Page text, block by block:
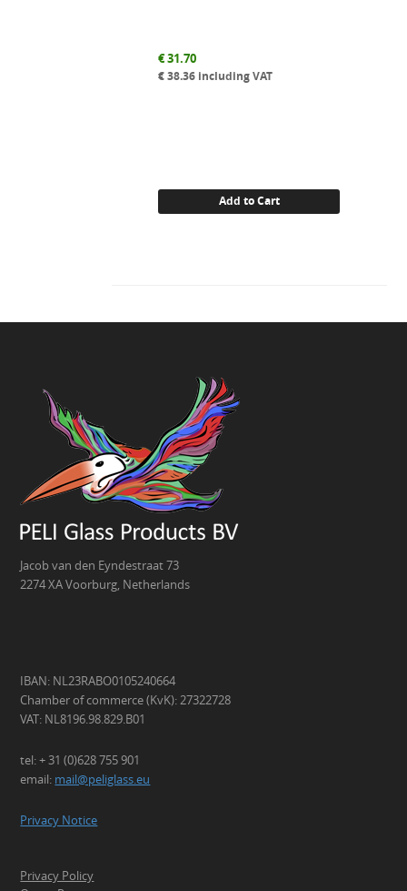
€31.70
€38.36 including VAT
Add to Cart
Jacob van den Eyndestraat 73
2274 XA Voorburg, Netherlands
IBAN: NL23RABO0105240664
Chamber of commerce (KvK): 27322728
VAT: NL8196.98.829.B01
tel: + 31 (0)628 755 901
email: mail@peliglass.eu
Privacy Notice
Privacy Policy